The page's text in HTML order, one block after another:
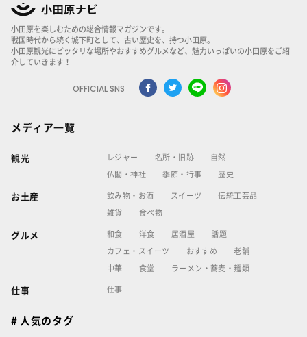
小田原を楽しむための総合情報マガジンです。
戦国時代から続く城下町として、古い歴史を、持つ小田原。
小田原観光にピッタリな場所やおすすめグルメなど、魅力いっぱいの小田原をご紹
介していきます！
OFFICIAL SNS
メディア一覧
観光 レジャー 名所・旧跡 自然
仏閣・神社 季節・行事 歴史
お土産 飲み物・お酒 スイーツ 伝統工芸品
雑貨 食べ物
グルメ 和食 洋食 居酒屋 話題
カフェ・スイーツ おすすめ 老舗
中華 食堂 ラーメン・蕎麦・麺類
仕事 仕事
# 人気のタグ